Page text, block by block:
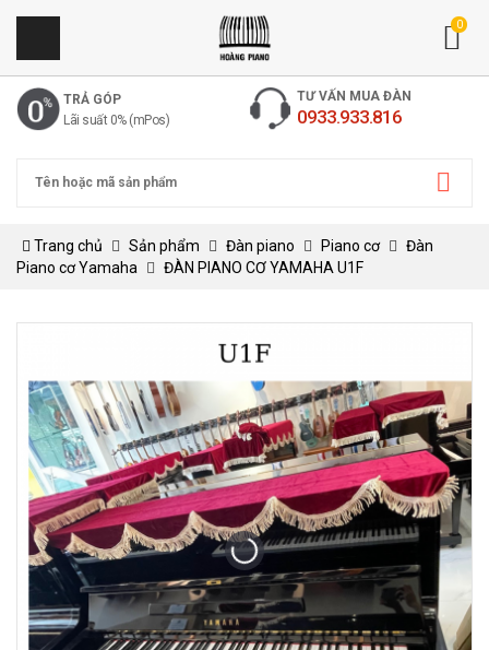
0
TRẢ GÓP
Lãi suất 0% (mPos)
TƯ VẤN MUA ĐÀN
0933.933.816
Trang chủ Sản phẩm Đàn piano Piano cơ
Đàn
Piano cơ Yamaha
ĐÀN PIANO CƠ YAMAHA U1F